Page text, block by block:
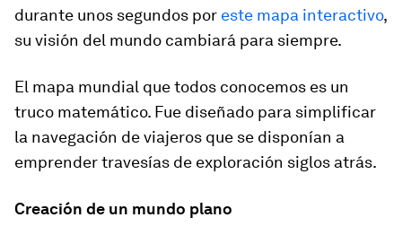
durante unos segundos por este mapa interactivo,
su visión del mundo cambiará para siempre.
El mapa mundial que todos conocemos es un
truco matemático. Fue diseñado para simplificar
la navegación de viajeros que se disponían a
emprender travesías de exploración siglos atrás.
Creación de un mundo plano